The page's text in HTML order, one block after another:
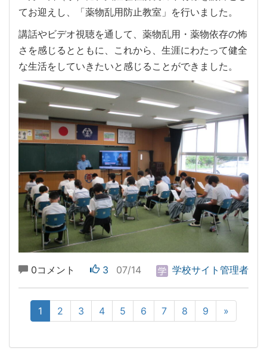
てお迎えし、「薬物乱用防止教室」を行いました。
講話やビデオ視聴を通して、薬物乱用・薬物依存の怖
さを感じるとともに、これから、生涯にわたって健全
な生活をしていきたいと感じることができました。
0コメント 3 07/14 学校サイト管理者
1 2 3 4 5 6 7 8 9 »